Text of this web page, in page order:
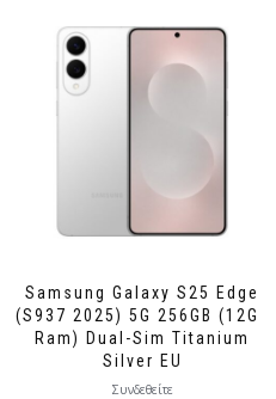
Samsung Galaxy S25 Edge
(S937 2025) 5G 256GB (12GB
Ram) Dual-Sim Titanium
Silver EU
Συνδεθείτε